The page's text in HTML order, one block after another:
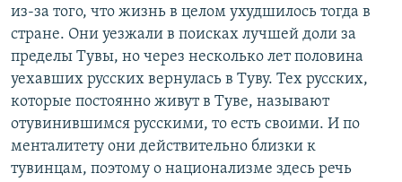
из-за того, что жизнь в целом ухудшилось тогда в
стране. Они уезжали в поисках лучшей доли за
пределы Тувы, но через несколько лет половина
уехавших русских вернулась в Туву. Тех русских,
которые постоянно живут в Туве, называют
отувинившимся русскими, то есть своими. И по
менталитету они действительно близки к
тувинцам, поэтому о национализме здесь речь